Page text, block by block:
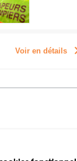
Voir en détails